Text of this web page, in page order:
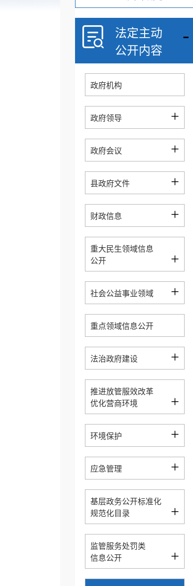
法定主动
公开内容
-
政府机构
政府领导 +
政府会议 +
县政府文件 +
财政信息 +
重大民生领域信息
公开
+
社会公益事业领域 +
重点领域信息公开
法治政府建设 +
推进放管服效改革
优化营商环境
+
环境保护 +
应急管理 +
基层政务公开标准化
规范化目录
+
监管服务处罚类
信息公开
+